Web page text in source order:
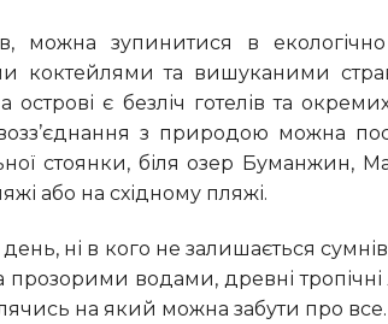
коктейлями та вишуканими
є безліч готелів та
з природою можна
стоянки, біля озер Буманжин,
або на східному пляжі.
водами, древні тропічні
на який можна забути про все.